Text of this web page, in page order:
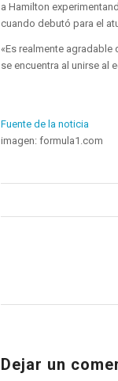
a Hamilton
cuando debutó para el
«Es realmente agradable
se encuentra al unirse al
Fuente de la noticia
imagen: formula1.com
Dejar un